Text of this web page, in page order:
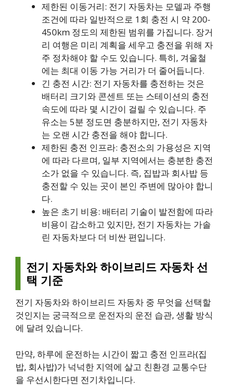
제한된 이동거리: 전기 자동차는 모델과 주행
조건에 따라 일반적으로 1회 충전 시 약 200-
450km 정도의 제한된 범위를 가집니다. 장거
리 여행은 미리 계획을 세우고 충전을 위해 자
주 정차해야 할 수도 있습니다. 특히, 겨울철
에는 최대 이동 가능 거리가 더 줄어듭니다.
긴 충전 시간: 전기 자동차를 충전하는 것은
배터리 크기와 콘센트 또는 스테이션의 충전
속도에 따라 몇 시간이 걸릴 수 있습니다. 주
유소는 5분 정도면 충분하지만, 전기 자동차
는 오랜 시간 충전을 해야 합니다.
제한된 충전 인프라: 충전소의 가용성은 지역
에 따라 다르며, 일부 지역에서는 충분한 충전
소가 없을 수 있습니다. 즉, 집밥과 회사밥 등
충전할 수 있는 곳이 본인 주변에 많아야 합니
다.
높은 초기 비용: 배터리 기술이 발전함에 따라
비용이 감소하고 있지만, 전기 자동차는 가솔
린 자동차보다 더 비싼 편입니다.
전기 자동차와 하이브리드 자동차 선
택 기준
전기 자동차와 하이브리드 자동차 중 무엇을 선택할
것인지는 궁극적으로 운전자의 운전 습관, 생활 방식
에 달려 있습니다.
만약, 하루에 운전하는 시간이 짧고 충전 인프라(집
밥, 회사밥)가 넉넉한 지역에 살고 친환경 교통수단
을 우선시한다면 전기차입니다.